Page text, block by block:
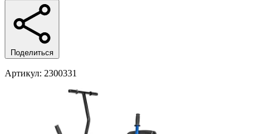
Поделиться
Артикул: 2300331